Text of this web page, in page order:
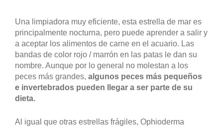
Una limpiadora muy eficiente, esta estrella de mar es
principalmente nocturna, pero puede aprender a salir y
a aceptar los alimentos de carne en el acuario. Las
bandas de color rojo / marrón en las patas le dan su
nombre. Aunque por lo general no molestan a los
peces más grandes, algunos peces más pequeños
e invertebrados pueden llegar a ser parte de su
dieta.
Al igual que otras estrellas frágiles, Ophioderma